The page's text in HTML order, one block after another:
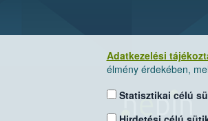
Adatkezelési
élmény érdekében,
Statisztikai célú